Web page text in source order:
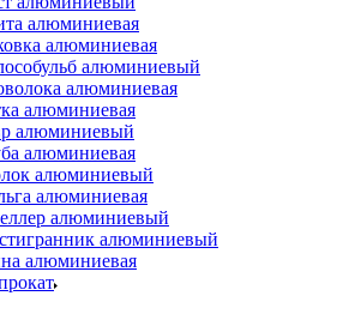
алюминиевая
алюминиевая
алюминиевый
алюминиевая
алюминиевая
алюминиевый
алюминиевая
алюминиевый
алюминиевая
алюминиевый
алюминиевый
алюминиевая